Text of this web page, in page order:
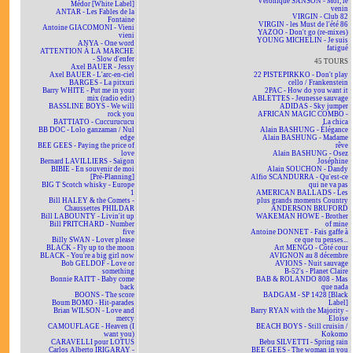
Médor [White Label]
ANTAR - Les Fables de la
Fontaine
Antoine GIACOMONI - Vieni
vieni
ANYA - One word
ATTENTION À LA MARCHE
- Slow d'enfer
Axel BAUER - Jessy
Axel BAUER - L'arc-en-ciel
BARGES - La pitxuri
Barry WHITE - Put me in your
mix (radio edit)
BASSLINE BOYS - We will
rock you
BATTIATO - Cuccurucucu
BB DOC - Lolo ganzaman / Nul
edge
BEE GEES - Paying the price of
love
Bernard LAVILLIERS - Saïgon
BIBIE - En souvenir de moi
[Pré-Planning]
BIG T Scotch whisky - Europe
1
Bill HALEY & the Comets -
Chaussettes PHILDAR
Bill LABOUNTY - Livin'it up
Bill PRITCHARD - Number
five
Billy SWAN - Lover please
BLACK - Fly up to the moon
BLACK - You're a big girl now
Bob GELDOF - Love or
something
Bonnie RAITT - Baby come
back
BOONS - The score
Boum BOMO - Hit-parades
Brian WILSON - Love and
mercy
CAMOUFLAGE - Heaven (I
want you)
CARAVELLI pour LOTUS
Carlos Alberto IRIGARAY -
venin
VIRGIN - Club 82
VIRGIN - les Must de l'été 86
YAZOO - Don't go (re-mixes)
YOUNG MICHELIN - Je suis
fatigué
45 TOURS
22 PISTEPIRKKO - Don't play
cello / Frankenstein
2PAC - How do you want it
ABLETTES - Jeunesse sauvage
ADIDAS - Sky jumper
AFRICAN MAGIC COMBO -
La chica
Alain BASHUNG - Élégance
Alain BASHUNG - Madame
rêve
Alain BASHUNG - Osez
Joséphine
Alain SOUCHON - Dandy
Alfio SCANDURRA - Qu'est-ce
qui ne va pas
AMERICAN BALLADS - Les
plus grands moments Country
ANDERSON BRUFORD
WAKEMAN HOWE - Brother
of mine
Antoine DONNET - Fais gaffe à
ce que tu penses...
Art MENGO - Côté cour
AVIGNON au 8 décembre
AVIONS - Nuit sauvage
B-52's - Planet Claire
BAB & ROLANDO 808 - Mas
que nada
BADGAM - SP 1428 [Black
Label]
Barry RYAN with the Majority -
Eloïse
BEACH BOYS - Still cruisin /
Kokomo
Bebu SILVETTI - Spring rain
BEE GEES - The woman in you